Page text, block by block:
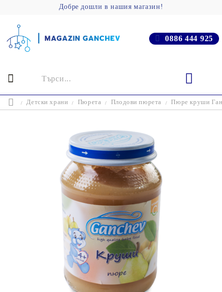
Добре дошли в нашия магазин!
0886 444 925
Детски храни Пюрета Плодови пюрета Пюре круши